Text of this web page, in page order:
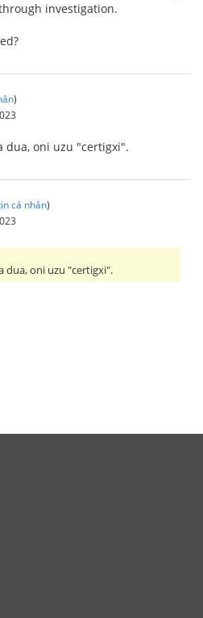
investigation.
)
dua, oni uzu "certigxi".
cá nhân)
dua, oni uzu "certigxi".